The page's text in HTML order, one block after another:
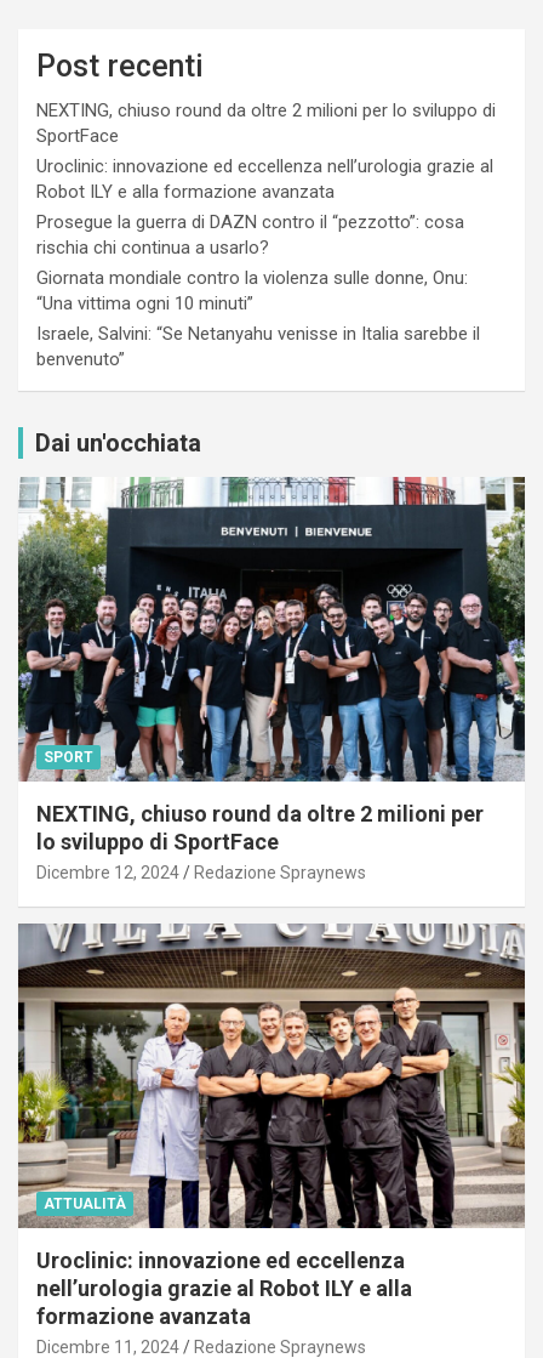
Post recenti
NEXTING, chiuso round da oltre 2 milioni per lo sviluppo di
SportFace
Uroclinic: innovazione ed eccellenza nell’urologia grazie al
Robot ILY e alla formazione avanzata
Prosegue la guerra di DAZN contro il “pezzotto”: cosa
rischia chi continua a usarlo?
Giornata mondiale contro la violenza sulle donne, Onu:
“Una vittima ogni 10 minuti”
Israele, Salvini: “Se Netanyahu venisse in Italia sarebbe il
benvenuto”
Dai un'occhiata
SPORT
NEXTING, chiuso round da oltre 2 milioni per
lo sviluppo di SportFace
Dicembre 12, 2024 Redazione Spraynews
ATTUALITÀ
Uroclinic: innovazione ed eccellenza
nell’urologia grazie al Robot ILY e alla
formazione avanzata
Dicembre 11, 2024 Redazione Spraynews